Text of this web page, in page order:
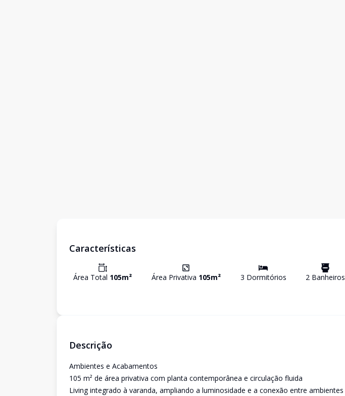
Características
Área Total 105m² Área Privativa 105m² 3 Dormitórios 2 Banheiros
Descrição
Ambientes e Acabamentos
105 m² de área privativa com planta contemporânea e circulação fluida
Living integrado à varanda, ampliando a luminosidade e a conexão entre ambientes